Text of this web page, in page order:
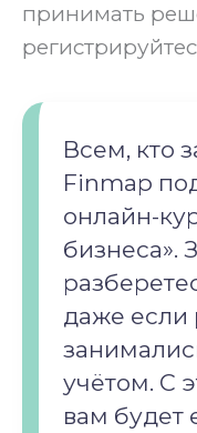
принимать
Всем, кто
Finmap
онлайн-
бизнеса».
даже если
учётом. С
вам